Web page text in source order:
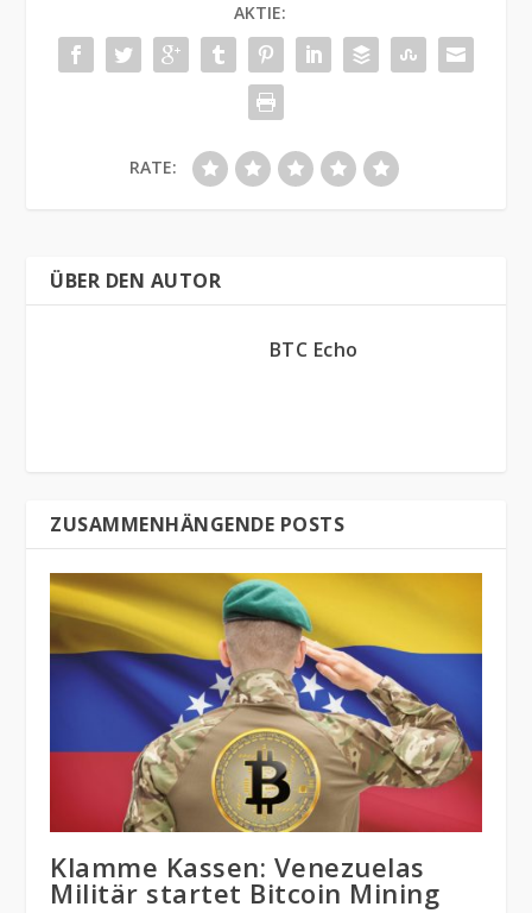
AKTIE:
RATE:
ÜBER DEN AUTOR
BTC Echo
ZUSAMMENHÄNGENDE POSTS
Klamme Kassen: Venezuelas
Militär startet Bitcoin Mining